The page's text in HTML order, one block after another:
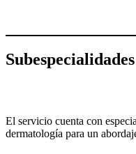
Subespecialidades
El servicio cuenta con
dermatología para un